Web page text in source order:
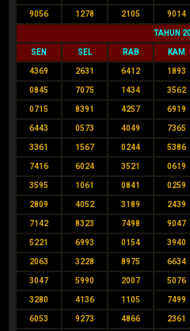
9056 1278 2105 9014
TAHUN
SEN SEL RAB KAM
4369 2631 6412 1893
0845 7075 1434 3562
0715 8391 4257 6919
6443 0573 4049 7365
3361 1567 0244 5386
7416 6024 3521 0619
3595 1061 0841 0259
2809 4052 3189 2439
7142 8323 7498 9047
5221 6993 0154 3940
2063 3228 8975 6634
3047 5990 2007 5076
3280 4136 1105 7499
6053 9273 4866 2361